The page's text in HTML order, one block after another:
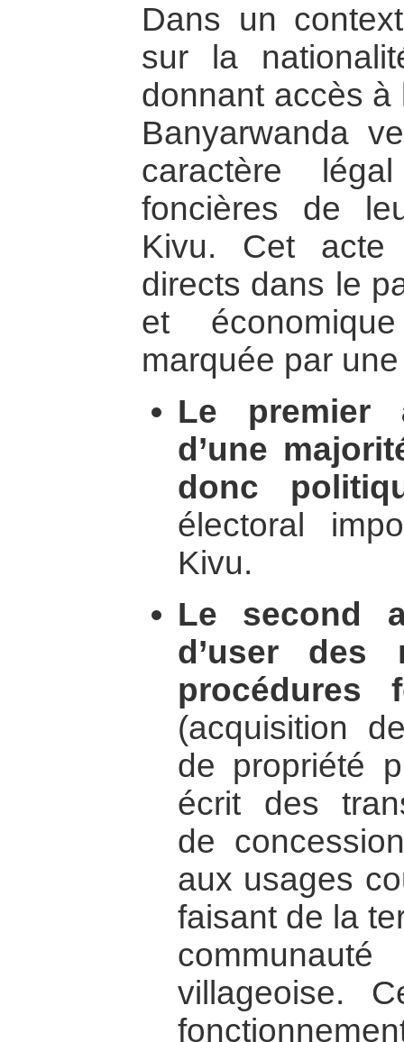
Dans un
sur la
donnant accès à
Banyarwanda
caractère
foncières de
Kivu. Cet
directs dans le
et
marquée par
Le premier
d’une
donc
électoral
Kivu.
Le second
d’user des
procédures
(acquisition
de propriété
écrit des
de
aux usages
faisant de la
villageoise.